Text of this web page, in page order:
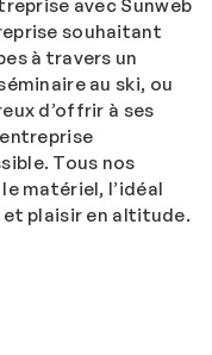
avec Sunweb
souhaitant
à travers un
au ski, ou
d’offrir à ses
Tous nos
matériel, l’idéal
plaisir en altitude.